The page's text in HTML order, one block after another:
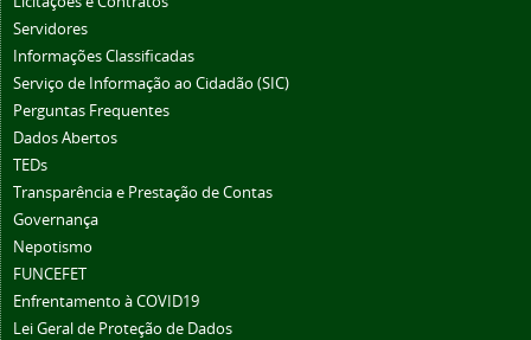
Servidores
Informações Classificadas
Serviço de Informação ao Cidadão (SIC)
Perguntas Frequentes
Dados Abertos
TEDs
Transparência e Prestação de Contas
Governança
Nepotismo
FUNCEFET
Enfrentamento à COVID19
Lei Geral de Proteção de Dados